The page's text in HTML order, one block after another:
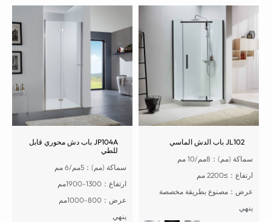
JL102 باب الدش الماسي
سماكة (مم)：8مم/10 مم
ارتفاع：≥2200 مم
عرض：مصنوع بطريقة مخصصة
ينهي
JP104A باب دش محوري قابل
للطي
سماكة (مم)：5مم/6 مم
ارتفاع：1300-1900مم
عرض：800-1000مم
ينهي